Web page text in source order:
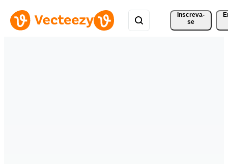
Inscreva-
se